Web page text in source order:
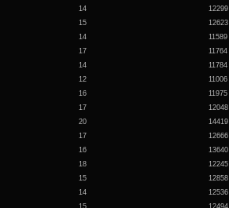
14
12299
15
12623
14
11589
17
11764
14
11784
12
11006
16
11975
17
12048
20
14419
17
12666
16
13640
18
12245
15
12858
14
12536